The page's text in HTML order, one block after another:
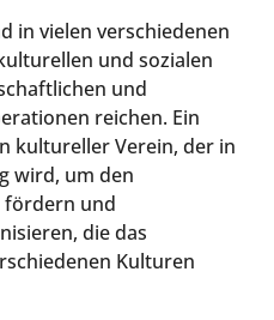
in vielen verschiedenen
und sozialen
und
reichen. Ein
kultureller Verein, der in
wird, um den
fördern und
die das
Kulturen